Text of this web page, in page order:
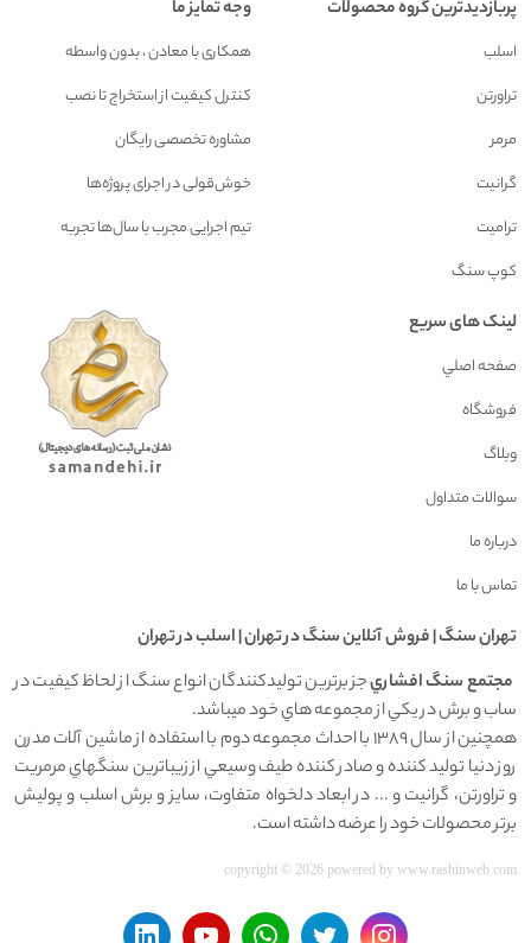
پربازدیدترین گروه محصولات
اسلب
تراورتن
مرمر
گرانیت
ترامیت
کوپ سنگ
وجه تمایز ما
همکاری با معادن ، بدون واسطه
کنترل کیفیت از استخراج تا نصب
مشاوره تخصصی رایگان
خوش‌قولی در اجرای پروژه‌ها
تیم اجرایی مجرب با سال‌ها تجربه
لینک های سریع
صفحه اصلي
فروشگاه
وبلاگ
سوالات متداول
درباره ما
تماس با ما
تهران سنگ | فروش آنلاين سنگ در تهران | اسلب در تهران
مجتمع سنگ افشاريجز برترين توليدکنندگان انواع سنگ از لحاظ کيفيت در
ساب و برش در يکي از مجموعه هاي خود ميباشد.
همچنين از سال 1389 با احداث مجموعه دوم با استفاده از ماشين آلات مدرن
روز دنيا توليد کننده و صادر کننده طيف وسيعي از زيباترين سنگهاي مرمريت
و تراورتن، گرانيت و ... در ابعاد دلخواه متفاوت، سايز و برش اسلب و پوليش
برتر محصولات خود را عرضه داشته است.
copyright © 2026 powered by www.rashinweb.com